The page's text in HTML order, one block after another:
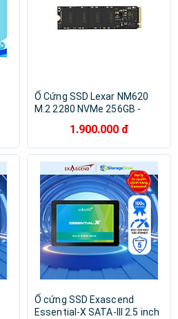
Ổ Cứng SSD Lexar NM620
M.2 2280 NVMe 256GB -
1.900.000 đ
Ổ cứng SSD Exascend
Essential-X SATA-III 2.5 inch